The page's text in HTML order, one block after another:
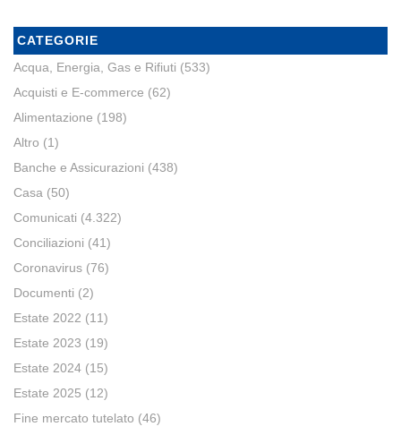
CATEGORIE
Acqua, Energia, Gas e Rifiuti (533)
Acquisti e E-commerce (62)
Alimentazione (198)
Altro (1)
Banche e Assicurazioni (438)
Casa (50)
Comunicati (4.322)
Conciliazioni (41)
Coronavirus (76)
Documenti (2)
Estate 2022 (11)
Estate 2023 (19)
Estate 2024 (15)
Estate 2025 (12)
Fine mercato tutelato (46)